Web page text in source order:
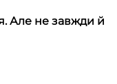
Але не завжди й